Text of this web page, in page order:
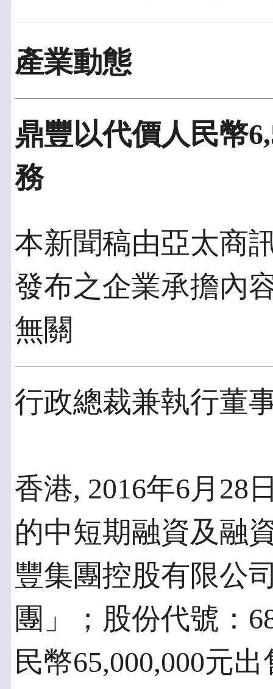
產業動態
鼎豐以代價人民幣
務
本新聞稿由亞太商
發布之企業承擔內
無關
行政總裁兼執行董
香港, 2016年6月28
的中短期融資及融
豐集團控股有限公
團」；股份代號：
民幣65,000,000元